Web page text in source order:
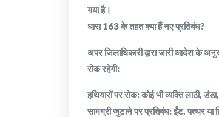
गया है।
​धारा 163 के तहत क्या हैं नए प्रतिबंध?
​अपर जिलाधिकारी द्वारा जारी आदेश के
रोक रहेगी:
​हथियारों पर रोक: कोई भी व्यक्ति लाठी,
​सामग्री जुटाने पर प्रतिबंध: ईंट, पत्थर या